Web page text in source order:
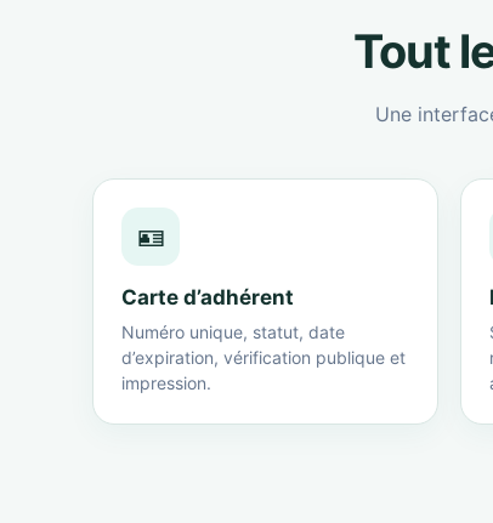
Tout
Une
🪪
Carte d’adhérent
Numéro unique, statut, date
d’expiration, vérification publique et
impression.